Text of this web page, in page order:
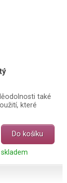
také
které
Do košíku
skladem